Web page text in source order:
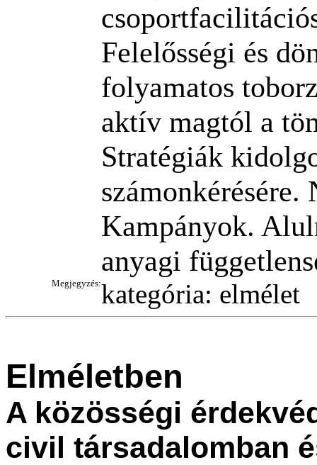
Felelősségi és
folyamatos
aktív magtól a
Stratégiák
számonkérésére.
Kampányok.
anyagi
Megjegyzés:kategória: elmélet
Elméletben
A közösségi
civil társadalomban